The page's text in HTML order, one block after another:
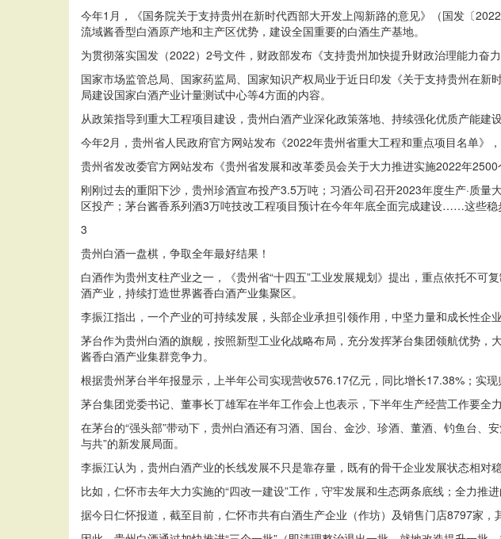
今年1月，《国务院关于支持贵州在新时代西部大开发上闯新路的意见》（国发〔
流域酱香型白酒原产地和主产区优势，建设全国重要的白酒生产基地。
为贯彻落实国发（2022）2号文件，财政部发布《支持贵州加快提升财政治理能力奋
国家市场监管总局、国家药监局、国家知识产权局业于近日印发《关于支持贵州在
局建设国家白酒产业计量测试中心等4方面的内容。
从政策指导到重大工程项目建设，贵州白酒产业深化政策落地、持续强化优质产能建设
今年2月，贵州省人民政府官方网站发布《2022年贵州省重大工程和重点项目名单》
贵州省发改委官方网站发布《贵州省发展和改革委员会关于大力推进实施2022年
刚刚过去的重阳下沙，贵州珍酒宣布投产3.5万吨；习酒公司召开2023年度生产·质
区投产；茅台酱香系列酒3万吨技改工程项目预计在今年年底全面完成建设……这些
3
贵州白酒一盘棋，争取全年最好结果！
白酒作为贵州支柱产业之一，《贵州省“十四五”工业发展规划》提出，重点依托不可
酒产业，持续打造世界酱香白酒产业集聚区。
李振江指出，一个产业的可持续发展，头部企业承担引领作用，中坚力量和成长性企
茅台作为贵州白酒的旗舰，按照新型工业化战略布局，充分发挥茅台集团领航优势，
酱香白酒产业集群竞争力。
根据贵州茅台半年报显示，上半年公司实现营收576.17亿元，同比增长17.38%；实
茅台集团党委书记、董事长丁雄军在半年工作会上也表示，下半年生产经营工作要全
在茅台的“强头部”带动下，贵州白酒还有习酒、国台、金沙、珍酒、董酒、钓鱼台、
与共”的新发展局面。
李振江认为，贵州白酒产业的长线发展不只是靠存量，既有的骨干企业发展状态相对
比如，仁怀市去年大力实施的“四改一建设”工作，守牢发展和生态两条底线；全力推
据今日仁怀报道，截至目前，仁怀市共有白酒生产企业（作坊）及销售门店8797家